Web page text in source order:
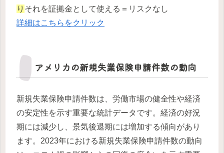
り それを証拠金として使える＝リスクなし
詳細はこちらをクリック
アメリカの新規失業保険申請件数の動向
新規失業保険申請件数は、労働市場の健全性や経済
の安定性を示す重要な統計データです。経済の好況
期には減少し、景気後退期には増加する傾向があり
ます。2023年における新規失業保険申請件数の動向